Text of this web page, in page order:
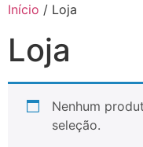
Início / Loja
Loja
Nenhum
seleção.